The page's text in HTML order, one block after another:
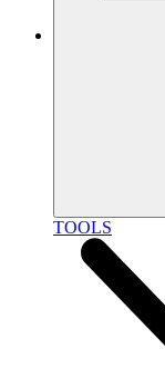
TOOLS